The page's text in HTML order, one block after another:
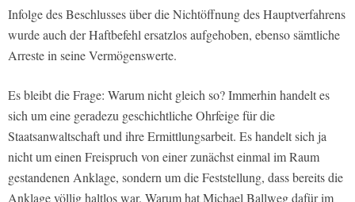
Infolge des Beschlusses über die Nichtöffnung des Hauptverfahrens
wurde auch der Haftbefehl ersatzlos aufgehoben, ebenso sämtliche
Arreste in seine Vermögenswerte.
Es bleibt die Frage: Warum nicht gleich so? Immerhin handelt es
sich um eine geradezu geschichtliche Ohrfeige für die
Staatsanwaltschaft und ihre Ermittlungsarbeit. Es handelt sich ja
nicht um einen Freispruch von einer zunächst einmal im Raum
gestandenen Anklage, sondern um die Feststellung, dass bereits die
Anklage völlig haltlos war. Warum hat Michael Ballweg dafür im